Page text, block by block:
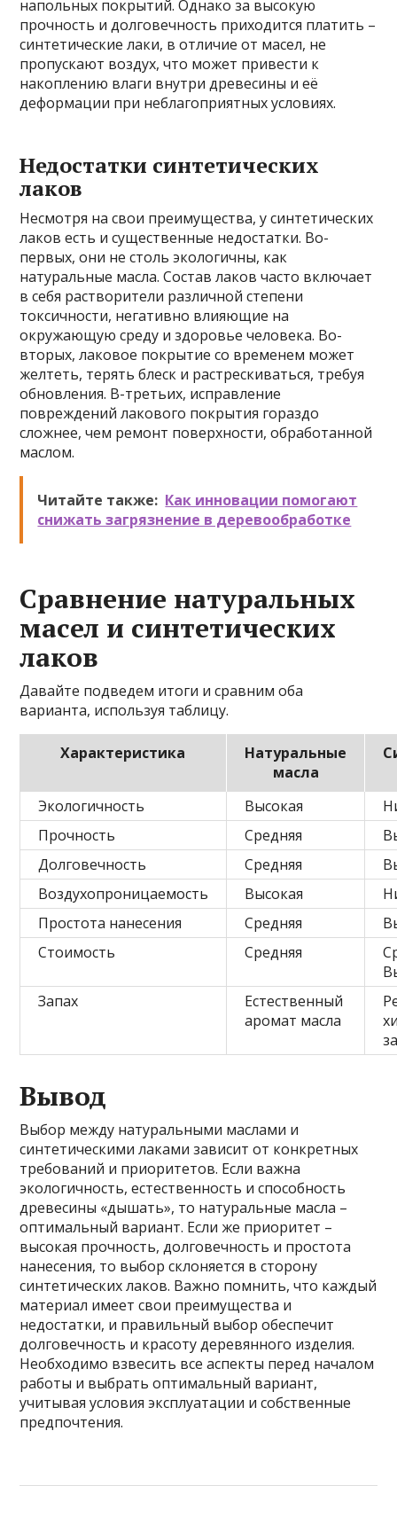
напольных покрытий. Однако за высокую
прочность и долговечность приходится платить –
синтетические лаки, в отличие от масел, не
пропускают воздух, что может привести к
накоплению влаги внутри древесины и её
деформации при неблагоприятных условиях.
Недостатки синтетических
лаков
Несмотря на свои преимущества, у синтетических
лаков есть и существенные недостатки. Во-
первых, они не столь экологичны, как
натуральные масла. Состав лаков часто включает
в себя растворители различной степени
токсичности, негативно влияющие на
окружающую среду и здоровье человека. Во-
вторых, лаковое покрытие со временем может
желтеть, терять блеск и растрескиваться, требуя
обновления. В-третьих, исправление
повреждений лакового покрытия гораздо
сложнее, чем ремонт поверхности, обработанной
маслом.
Читайте также: Как инновации помогают
снижать загрязнение в деревообработке
Сравнение натуральных
масел и синтетических
лаков
Давайте подведем итоги и сравним оба
варианта, используя таблицу.
Характеристика
Натуральные
масла
Экологичность Высокая
Прочность
Средняя
Долговечность
Средняя
Воздухопроницаемость
Высокая
Простота нанесения
Средняя
Стоимость
Средняя
Запах
Естественный
аромат масла
Вывод
Выбор между натуральными маслами и
синтетическими лаками зависит от конкретных
требований и приоритетов. Если важна
экологичность, естественность и способность
древесины «дышать», то натуральные масла –
оптимальный вариант. Если же приоритет –
высокая прочность, долговечность и простота
нанесения, то выбор склоняется в сторону
синтетических лаков. Важно помнить, что каждый
материал имеет свои преимущества и
недостатки, и правильный выбор обеспечит
долговечность и красоту деревянного изделия.
Необходимо взвесить все аспекты перед началом
работы и выбрать оптимальный вариант,
учитывая условия эксплуатации и собственные
предпочтения.